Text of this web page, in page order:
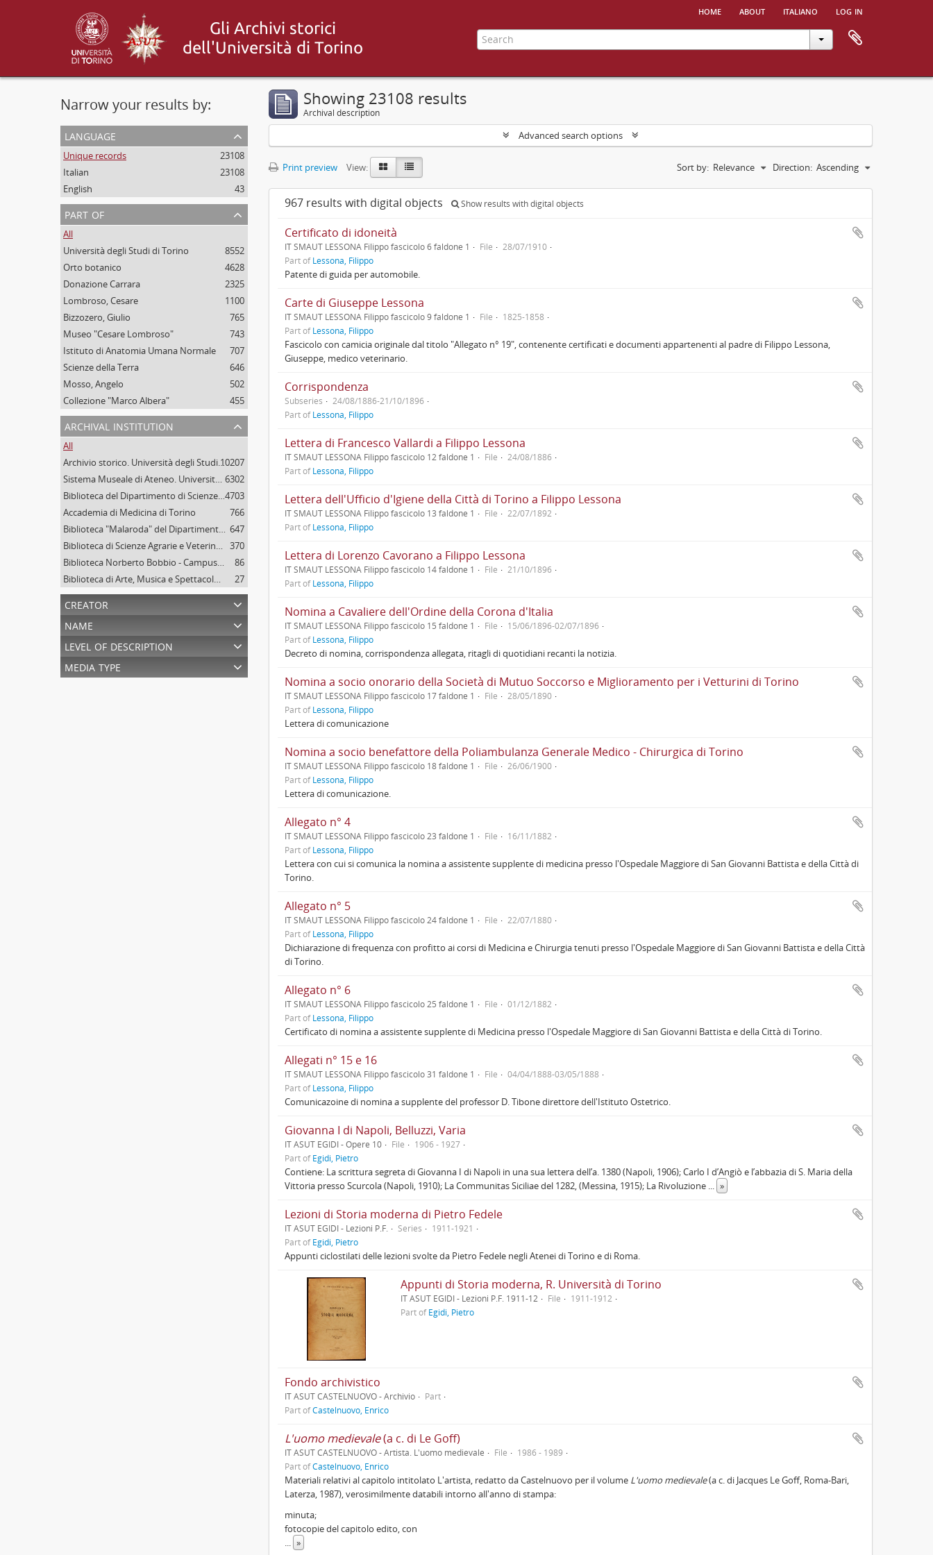
home about italiano log in
Narrow your results by:
language
Unique records
23108
Italian
23108
English
43
part of
All
Università degli Studi di Torino
8552
Orto botanico
4628
Donazione Carrara
2325
Lombroso, Cesare
1100
Bizzozero, Giulio
765
Museo "Cesare Lombroso"
743
Istituto di Anatomia Umana Normale
707
Scienze della Terra
646
Mosso, Angelo
502
Collezione "Marco Albera"
455
archival institution
All
Archivio storico. Università degli Studi di Torino10207
Sistema Museale di Ateneo. Università degli Studi di Torino 6302
Biblioteca del Dipartimento di Scienze della vita e Biologia dei sistemi. Sede di Biologia vegetale. Università degli studi di Torino4703
Accademia di Medicina di Torino
766
Biblioteca "Malaroda" del Dipartimento di Scienze della Terra. Università degli Studi di Torino 647
Biblioteca di Scienze Agrarie e Veterinarie. Università degli Studi di Torino
370
Biblioteca Norberto Bobbio - Campus "Luigi Einaudi", Università degli Studi di Torino
86
Biblioteca di Arte, Musica e Spettacolo. Università degli Studi di Torino
27
creator
name
level of description
media type
Showing 23108 results
Archival description
Advanced search options
Print preview View: Sort by: Relevance Direction: Ascending
967 results with digital objects Show results with digital objects
Certificato di idoneità
IT SMAUT LESSONA Filippo fascicolo 6 faldone 1 File
28/07/1910
Part ofLessona, Filippo
Patente di guida per automobile.
Carte di Giuseppe Lessona
IT SMAUT LESSONA Filippo fascicolo 9 faldone 1 File
1825-1858
Part ofLessona, Filippo
Fascicolo con camicia originale dal titolo "Allegato n° 19", contenente certificati e documenti appartenenti al padre di Filippo Lessona,
Giuseppe, medico veterinario.
Corrispondenza
Subseries
24/08/1886-21/10/1896
Part ofLessona, Filippo
Lettera di Francesco Vallardi a Filippo Lessona
IT SMAUT LESSONA Filippo fascicolo 12 faldone 1 File
24/08/1886
Part ofLessona, Filippo
Lettera dell'Ufficio d'Igiene della Città di Torino a Filippo Lessona
IT SMAUT LESSONA Filippo fascicolo 13 faldone 1 File
22/07/1892
Part ofLessona, Filippo
Lettera di Lorenzo Cavorano a Filippo Lessona
IT SMAUT LESSONA Filippo fascicolo 14 faldone 1 File
21/10/1896
Part ofLessona, Filippo
Nomina a Cavaliere dell'Ordine della Corona d'Italia
IT SMAUT LESSONA Filippo fascicolo 15 faldone 1 File
15/06/1896-02/07/1896
Part ofLessona, Filippo
Decreto di nomina, corrispondenza allegata, ritagli di quotidiani recanti la notizia.
Nomina a socio onorario della Società di Mutuo Soccorso e Miglioramento per i Vetturini di Torino
IT SMAUT LESSONA Filippo fascicolo 17 faldone 1 File
28/05/1890
Part ofLessona, Filippo
Lettera di comunicazione
Nomina a socio benefattore della Poliambulanza Generale Medico - Chirurgica di Torino
IT SMAUT LESSONA Filippo fascicolo 18 faldone 1 File
26/06/1900
Part ofLessona, Filippo
Lettera di comunicazione.
Allegato n° 4
IT SMAUT LESSONA Filippo fascicolo 23 faldone 1 File
16/11/1882
Part ofLessona, Filippo
Lettera con cui si comunica la nomina a assistente supplente di medicina presso l'Ospedale Maggiore di San Giovanni Battista e della Città di
Torino.
Allegato n° 5
IT SMAUT LESSONA Filippo fascicolo 24 faldone 1 File
22/07/1880
Part ofLessona, Filippo
Dichiarazione di frequenza con profitto ai corsi di Medicina e Chirurgia tenuti presso l'Ospedale Maggiore di San Giovanni Battista e della Città
di Torino.
Allegato n° 6
IT SMAUT LESSONA Filippo fascicolo 25 faldone 1 File
01/12/1882
Part ofLessona, Filippo
Certificato di nomina a assistente supplente di Medicina presso l'Ospedale Maggiore di San Giovanni Battista e della Città di Torino.
Allegati n° 15 e 16
IT SMAUT LESSONA Filippo fascicolo 31 faldone 1 File
04/04/1888-03/05/1888
Part ofLessona, Filippo
Comunicazoine di nomina a supplente del professor D. Tibone direttore dell'Istituto Ostetrico.
Giovanna I di Napoli, Belluzzi, Varia
IT ASUT EGIDI - Opere 10 File
1906 - 1927
Part ofEgidi, Pietro
Contiene: La scrittura segreta di Giovanna I di Napoli in una sua lettera dell’a. 1380 (Napoli, 1906); Carlo I d’Angiò e l’abbazia di S. Maria della
Vittoria presso Scurcola (Napoli, 1910); La Communitas Siciliae del 1282, (Messina, 1915); La Rivoluzione ... »
Lezioni di Storia moderna di Pietro Fedele
IT ASUT EGIDI - Lezioni P.F. Series
1911-1921
Part ofEgidi, Pietro
Appunti ciclostilati delle lezioni svolte da Pietro Fedele negli Atenei di Torino e di Roma.
Appunti di Storia moderna, R. Università di Torino
IT ASUT EGIDI - Lezioni P.F. 1911-12 File
1911-1912
Part ofEgidi, Pietro
Fondo archivistico
IT ASUT CASTELNUOVO - Archivio
Part
Part ofCastelnuovo, Enrico
L'uomo medievale(a c. di Le Goff)
IT ASUT CASTELNUOVO - Artista. L'uomo medievale File
1986 - 1989
Part ofCastelnuovo, Enrico
Materiali relativi al capitolo intitolato L'artista, redatto da Castelnuovo per il volume L'uomo medievale(a c. di Jacques Le Goff, Roma-Bari,
Laterza, 1987), verosimilmente databili intorno all'anno di stampa:
minuta;
fotocopie del capitolo edito, con
... »